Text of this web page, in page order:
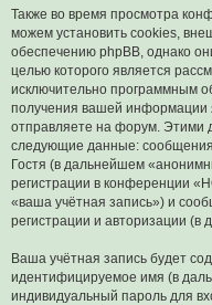
Также во время просмотра
можем установить cookies,
обеспечению phpBB, однако
целью которого является
исключительно программным
получения вашей информации
отправляете на форум. Этими
следующие данные:
Гостя (в дальнейшем
регистрации в конференции
«ваша учётная запись») и
регистрации и авторизации
Ваша учётная запись будет
идентифицируемое имя (в
индивидуальный пароль для